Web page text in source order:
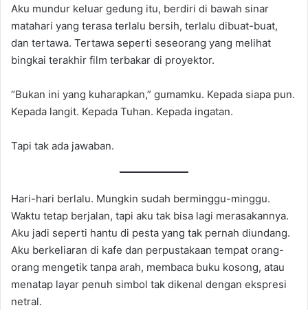
Aku mundur keluar gedung itu, berdiri di bawah sinar
matahari yang terasa terlalu bersih, terlalu dibuat-buat,
dan tertawa. Tertawa seperti seseorang yang melihat
bingkai terakhir film terbakar di proyektor.
“Bukan ini yang kuharapkan,” gumamku. Kepada siapa pun.
Kepada langit. Kepada Tuhan. Kepada ingatan.
Tapi tak ada jawaban.
Hari-hari berlalu. Mungkin sudah berminggu-minggu.
Waktu tetap berjalan, tapi aku tak bisa lagi merasakannya.
Aku jadi seperti hantu di pesta yang tak pernah diundang.
Aku berkeliaran di kafe dan perpustakaan tempat orang-
orang mengetik tanpa arah, membaca buku kosong, atau
menatap layar penuh simbol tak dikenal dengan ekspresi
netral.